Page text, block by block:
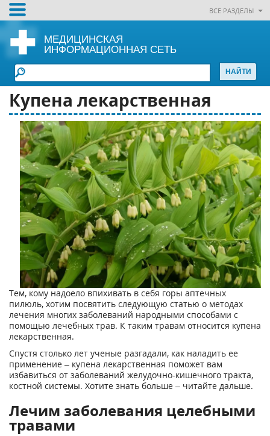
ВСЕ РАЗДЕЛЫ
МЕДИЦИНСКАЯ
ИНФОРМАЦИОННАЯ СЕТЬ
Купена лекарственная
Тем, кому надоело впихивать в себя горы аптечных
пилюль, хотим посвятить следующую статью о методах
лечения многих заболеваний народными способами с
помощью лечебных трав. К таким травам относится купена
лекарственная.
Спустя столько лет ученые разгадали, как наладить ее
применение – купена лекарственная поможет вам
избавиться от заболеваний желудочно-кишечного тракта,
костной системы. Хотите знать больше – читайте дальше.
Лечим заболевания целебными
травами